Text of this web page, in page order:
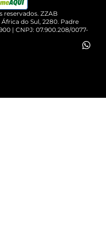
reservados. ZZAB
do Sul, 2280. Padre
| CNPJ: 07.900.208/0077-